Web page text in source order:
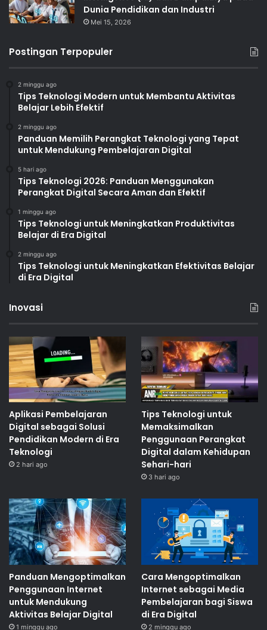
Dunia Pendidikan dan Industri
Mei 15, 2026
Postingan Terpopuler
2 minggu ago
Tips Teknologi Modern untuk Membantu Aktivitas
Belajar Lebih Efektif
2 minggu ago
Panduan Memilih Perangkat Teknologi yang Tepat
untuk Mendukung Pembelajaran Digital
5 hari ago
Tips Teknologi 2026: Panduan Menggunakan
Perangkat Digital Secara Aman dan Efektif
1 minggu ago
Tips Teknologi untuk Meningkatkan Produktivitas
Belajar di Era Digital
2 minggu ago
Tips Teknologi untuk Meningkatkan Efektivitas Belajar
di Era Digital
Inovasi
Aplikasi Pembelajaran
Digital sebagai Solusi
Pendidikan Modern di Era
Teknologi
2 hari ago
Tips Teknologi untuk
Memaksimalkan
Penggunaan Perangkat
Digital dalam Kehidupan
Sehari-hari
3 hari ago
Panduan Mengoptimalkan
Penggunaan Internet
untuk Mendukung
Aktivitas Belajar Digital
1 minggu ago
Cara Mengoptimalkan
Internet sebagai Media
Pembelajaran bagi Siswa
di Era Digital
2 minggu ago